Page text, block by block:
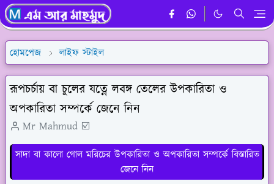
হোমপেজ লাইফ স্টাইল
রূপচর্চায় বা চুলের যত্নে লবঙ্গ তেলের উপকারিতা ও
অপকারিতা সম্পর্কে জেনে নিন
Mr Mahmud ☑️
সাদা বা কালো গোল মরিচের উপকারিতা ও অপকারিতা সম্পর্কে বিস্তারিত
জেনে নিন